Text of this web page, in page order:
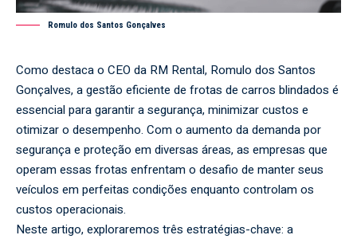
Romulo dos Santos Gonçalves
Como destaca o CEO da RM Rental, Romulo dos Santos
Gonçalves, a gestão eficiente de frotas de carros blindados é
essencial para garantir a segurança, minimizar custos e
otimizar o desempenho. Com o aumento da demanda por
segurança e proteção em diversas áreas, as empresas que
operam essas frotas enfrentam o desafio de manter seus
veículos em perfeitas condições enquanto controlam os
custos operacionais.
Neste artigo, exploraremos três estratégias-chave: a